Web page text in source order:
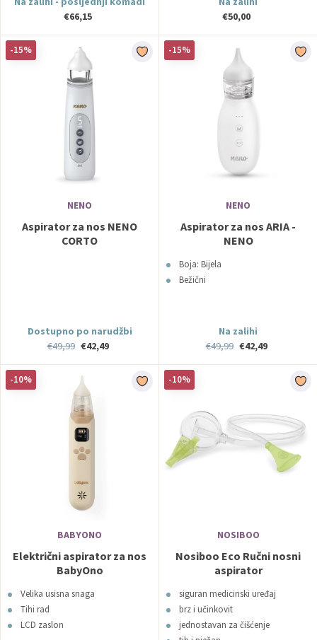
€66,15
€50,00
-15%
NENO
Aspirator za nos NENO
CORTO
Dostupno po narudžbi
€49,99 €42,49
-15%
NENO
Aspirator za nos ARIA -
NENO
Boja: Bijela
Bežični
Na zalihi
€49,99 €42,49
-10%
BABYONO
Električni aspirator za nos
BabyOno
Velika usisna snaga
Tihi rad
LCD zaslon
-10%
NOSIBOO
Nosiboo Eco Ručni nosni
aspirator
siguran medicinski uređaj
brz i učinkovit
jednostavan za čišćenje